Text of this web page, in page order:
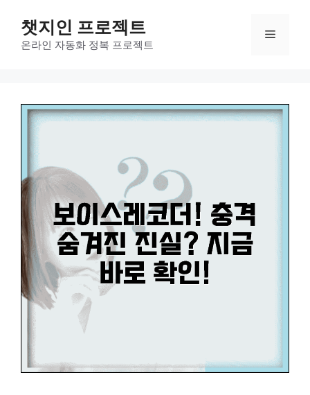
챗지인 프로젝트
온라인 자동화 정복 프로젝트
메